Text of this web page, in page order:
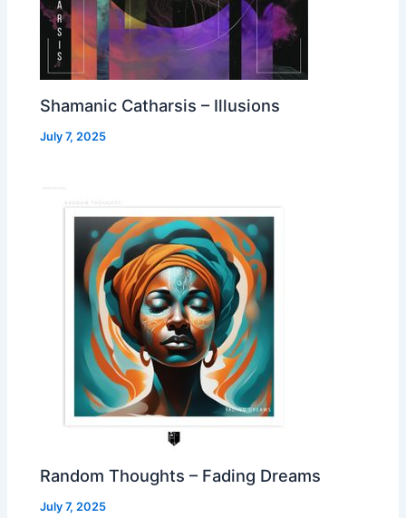
Shamanic Catharsis – Illusions
July 7, 2025
Random Thoughts – Fading Dreams
July 7, 2025